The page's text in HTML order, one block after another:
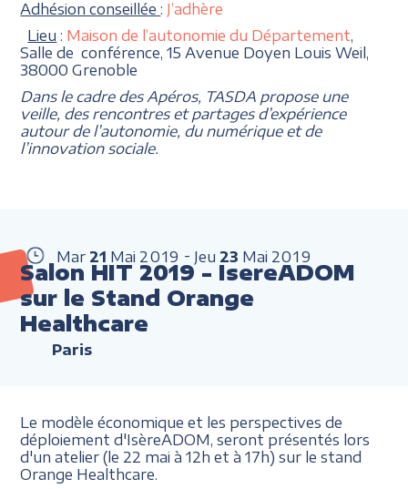
Adhésion conseillée: J’adhère
Lieu : Maison de l’autonomie du Département
Salle de conférence, 15 Avenue Doyen Louis Weil,
38000 Grenoble
Dans le cadre des Apéros, TASDA propose une
veille, des rencontres et partages d’expérience
autour de l’autonomie, du numérique et de
l’innovation sociale.
Mar 21 Mai 2019 Jeu 23 Mai 2019
Salon HIT 2019 - IsereADOM
sur le Stand Orange
Healthcare
Paris
Le modèle économique et les perspectives de
déploiement d'IsèreADOM, seront présentés lors
d'un atelier (le 22 mai à 12h et à 17h) sur le stand
Orange Healthcare.